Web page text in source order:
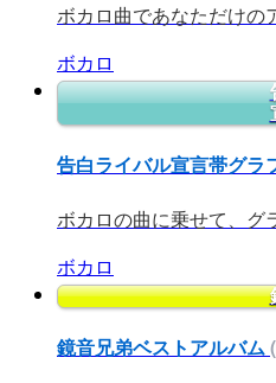
ボカロ曲であなただけの
ボカロ
告白ライバル宣言帯グラ
ボカロの曲に乗せて、グ
ボカロ
鏡音兄弟ベストアルバム